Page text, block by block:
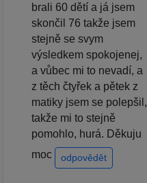
brali 60 dětí a já jsem
skončil 76 takže jsem
stejně se svym
výsledkem spokojenej,
a vůbec mi to nevadí, a
z těch čtyřek a pětek z
matiky jsem se polepšil,
takže mi to stejně
pomohlo, hurá. Děkuju
moc
odpovědět